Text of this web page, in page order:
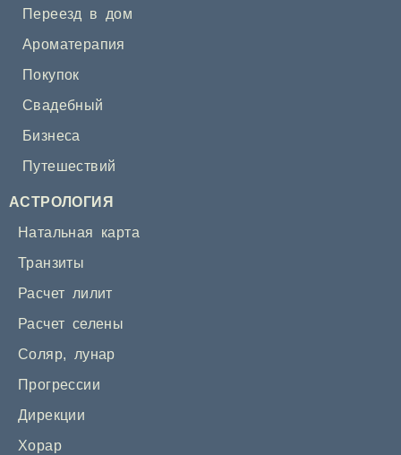
Переезд в дом
Ароматерапия
Покупок
Свадебный
Бизнеса
Путешествий
АСТРОЛОГИЯ
Натальная карта
Транзиты
Расчет лилит
Расчет селены
Соляр, лунар
Прогрессии
Дирекции
Хорар